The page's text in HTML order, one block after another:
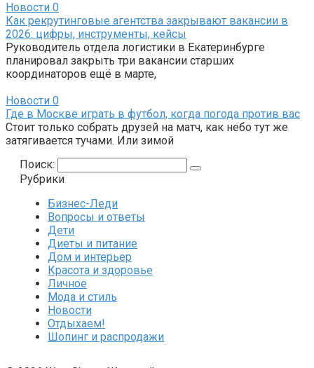
Новости 0
Как рекрутинговые агентства закрывают вакансии в
2026: цифры, инструменты, кейсы
Руководитель отдела логистики в Екатеринбурге
планировал закрыть три вакансии старших
координаторов ещё в марте,
Новости 0
Где в Москве играть в футбол, когда погода против вас
Стоит только собрать друзей на матч, как небо тут же
затягивается тучами. Или зимой
Поиск:
Рубрики
Бизнес-Леди
Вопросы и ответы
Дети
Диеты и питание
Дом и интерьер
Красота и здоровье
Личное
Мода и стиль
Новости
Отдыхаем!
Шопинг и распродажи